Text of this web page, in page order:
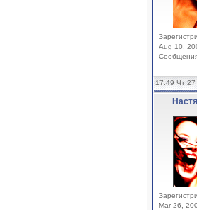
Aug 10,
17:49 Чт 27
Mar 26,